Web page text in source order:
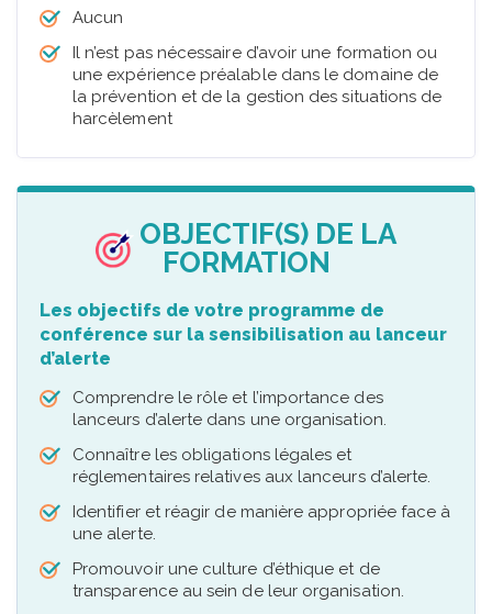
Aucun
Il n’est pas nécessaire d’avoir une formation ou
une expérience préalable dans le domaine de
la prévention et de la gestion des situations de
harcèlement
OBJECTIF(S) DE LA
FORMATION
Les objectifs de votre programme de
conférence sur la sensibilisation au lanceur
d’alerte
Comprendre le rôle et l’importance des
lanceurs d’alerte dans une organisation.
Connaître les obligations légales et
réglementaires relatives aux lanceurs d’alerte.
Identifier et réagir de manière appropriée face à
une alerte.
Promouvoir une culture d’éthique et de
transparence au sein de leur organisation.